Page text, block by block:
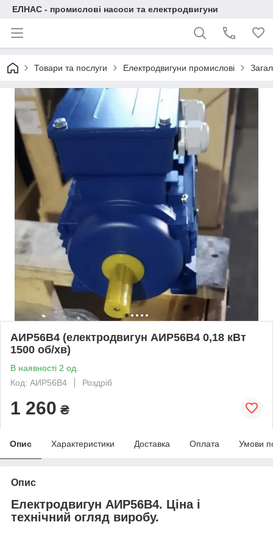
ЕЛНАС - промислові насоси та електродвигуни
Товари та послуги Електродвигуни промислові
АИР56В4 (електродвигун АИР56В4 0,18 кВт
1500 об/хв)
В наявності 2 од.
Код: АИР56В4
Роздріб
1 260 ₴
Опис Характеристики Доставка Оплата Умови
Опис
Електродвигун АИР56В4. Ціна і
технічний огляд виробу.